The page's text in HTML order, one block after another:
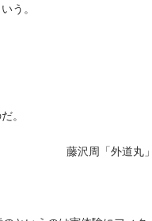
う。
。
藤沢周「外道丸」